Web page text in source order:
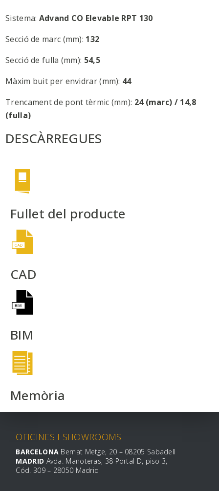
Sistema: Advand CO Elevable RPT 130
Secció de marc (mm): 132
Secció de fulla (mm): 54,5
Màxim buit per envidrar (mm): 44
Trencament de pont tèrmic (mm): 24 (marc) / 14,8
(fulla)
DESCÀRREGUES
Fullet del producte
CAD
BIM
Memòria
OFICINES I SHOWROOMS
BARCELONA Bernat Metge, 20 – 08205 Sabadell
MADRID Avda. Manoteras, 38 Portal D, piso 3,
Cód. 309 – 28050 Madrid